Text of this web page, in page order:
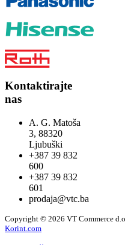
Kontaktirajte
nas
A. G. Matoša
3, 88320
Ljubuški
+387 39 832
600
+387 39 832
601
prodaja@vtc.ba
Copyright © 2026 VT Commerce
Korint.com